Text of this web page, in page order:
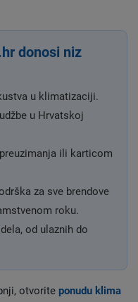
donosi niz
u klimatizaciji.
u Hrvatskoj
ili karticom
za sve brendove
roku.
od ulaznih do
otvorite ponudu klima